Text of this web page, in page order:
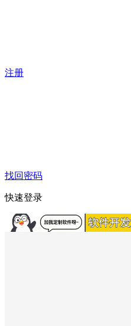
注册
找回密码
快速登录